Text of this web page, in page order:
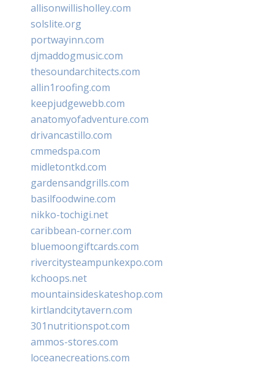
allisonwillisholley.com
solslite.org
portwayinn.com
djmaddogmusic.com
thesoundarchitects.com
allin1roofing.com
keepjudgewebb.com
anatomyofadventure.com
drivancastillo.com
cmmedspa.com
midletontkd.com
gardensandgrills.com
basilfoodwine.com
nikko-tochigi.net
caribbean-corner.com
bluemoongiftcards.com
rivercitysteampunkexpo.com
kchoops.net
mountainsideskateshop.com
kirtlandcitytavern.com
301nutritionspot.com
ammos-stores.com
loceanecreations.com